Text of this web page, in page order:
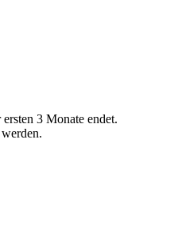
3 Monate endet.